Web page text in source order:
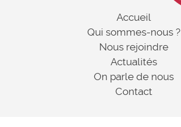
Accueil
Qui sommes-nous ?
Nous rejoindre
Actualités
On parle de nous
Contact